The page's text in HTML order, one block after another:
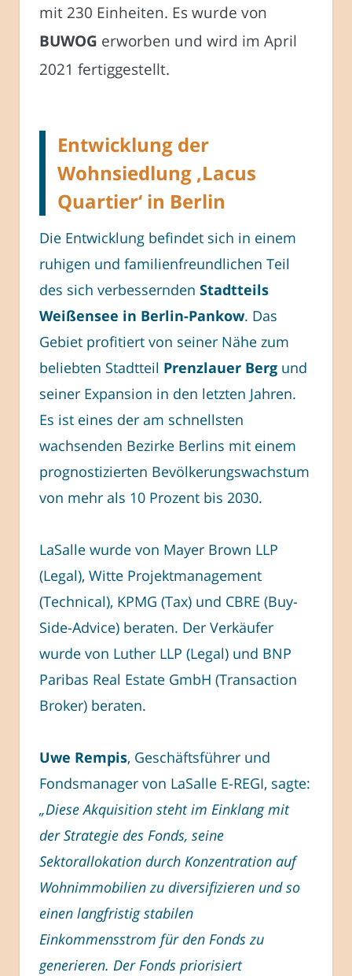
mit 230 Einheiten. Es wurde von
BUWOG erworben und wird im April
2021 fertiggestellt.
Entwicklung der
Wohnsiedlung ‚Lacus
Quartier‘ in Berlin
Die Entwicklung befindet sich in einem
ruhigen und familienfreundlichen Teil
des sich verbessernden Stadtteils
Weißensee in Berlin-Pankow. Das
Gebiet profitiert von seiner Nähe zum
beliebten Stadtteil Prenzlauer Berg und
seiner Expansion in den letzten Jahren.
Es ist eines der am schnellsten
wachsenden Bezirke Berlins mit einem
prognostizierten Bevölkerungswachstum
von mehr als 10 Prozent bis 2030.
LaSalle wurde von Mayer Brown LLP
(Legal), Witte Projektmanagement
(Technical), KPMG (Tax) und CBRE (Buy-
Side-Advice) beraten. Der Verkäufer
wurde von Luther LLP (Legal) und BNP
Paribas Real Estate GmbH (Transaction
Broker) beraten.
Uwe Rempis, Geschäftsführer und
Fondsmanager von LaSalle E-REGI, sagte:
„Diese Akquisition steht im Einklang mit
der Strategie des Fonds, seine
Sektorallokation durch Konzentration auf
Wohnimmobilien zu diversifizieren und so
einen langfristig stabilen
Einkommensstrom für den Fonds zu
generieren. Der Fonds priorisiert